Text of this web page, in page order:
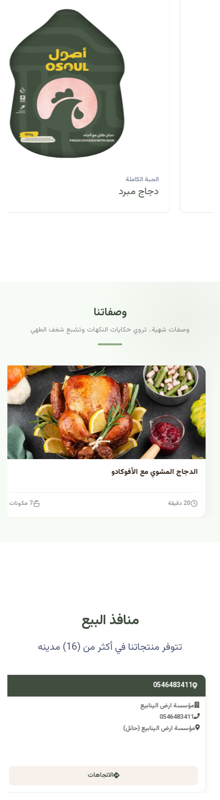
وصفاتنا
وصفات شهية.. تروي حكايات النكهات وتشبع شغف الطهي
الدجاج المشوي مع الأفوكادو
20 دقيقة 7 مكونات
منافذ البيع
تتوفر منتجاتنا في أكثر من (16) مدينه
0546483411
مؤسسة ارض الينابيع
0546483411
مؤسسة ارض الينابيع (حائل)
الاتجاهات